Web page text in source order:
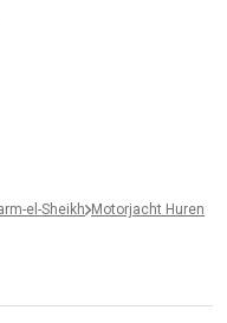
el-Sheikh Motorjacht Huren